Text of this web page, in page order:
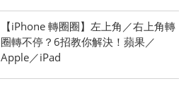
【iPhone 轉圈圈】左上角／右上角轉
圈轉不停？6招教你解決！蘋果／
Apple／iPad